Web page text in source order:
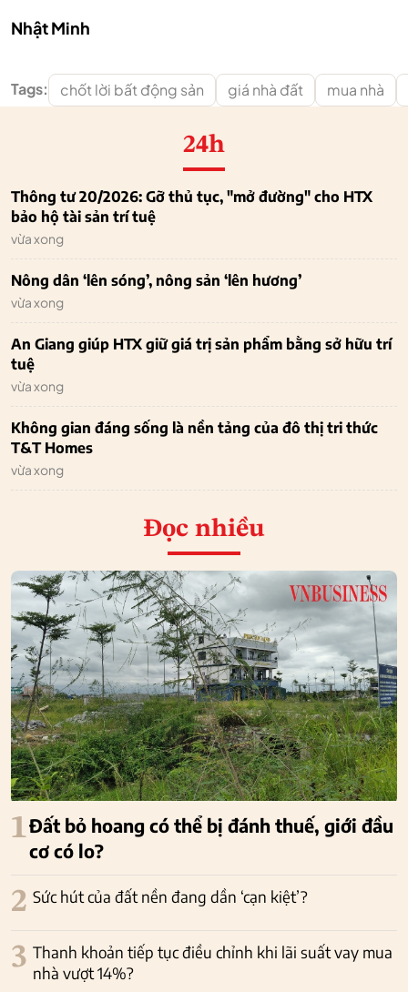
Nhật Minh
Tags: chốt lời bất động sản giá nhà đất mua nhà
24h
Thông tư 20/2026: Gỡ thủ tục, "mở đường" cho HTX
bảo hộ tài sản trí tuệ
vừa xong
Nông dân ‘lên sóng’, nông sản ‘lên hương’
vừa xong
An Giang giúp HTX giữ giá trị sản phẩm bằng sở hữu trí
tuệ
vừa xong
Không gian đáng sống là nền tảng của đô thị tri thức
T&T Homes
vừa xong
Đọc nhiều
1Đất bỏ hoang có thể bị đánh thuế, giới đầu
cơ có lo?
2 Sức hút của đất nền đang dần ‘cạn kiệt’?
3 Thanh khoản tiếp tục điều chỉnh khi lãi suất vay mua
nhà vượt 14%?